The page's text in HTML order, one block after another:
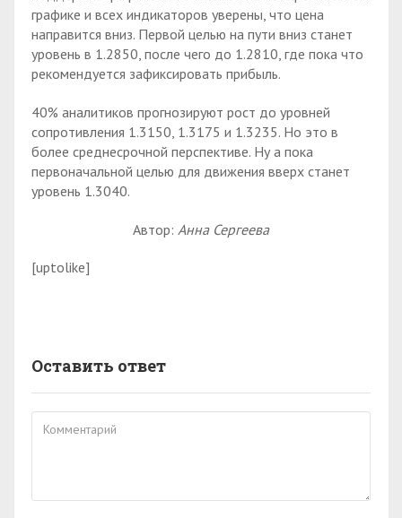
графике и всех индикаторов уверены, что цена
направится вниз. Первой целью на пути вниз станет
уровень в 1.2850, после чего до 1.2810, где пока что
рекомендуется зафиксировать прибыль.
40% аналитиков прогнозируют рост до уровней
сопротивления 1.3150, 1.3175 и 1.3235. Но это в
более среднесрочной перспективе. Ну а пока
первоначальной целью для движения вверх станет
уровень 1.3040.
Автор: Анна Сергеева
[uptolike]
Оставить ответ